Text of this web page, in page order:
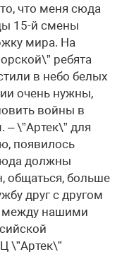
что меня сюда
15-й смены
мира. На
ребята
в небо белых
очень нужны,
войны в
\”Артек\” для
появилось
должны
общаться, больше
друг с другом
между нашими
\”Артек\”